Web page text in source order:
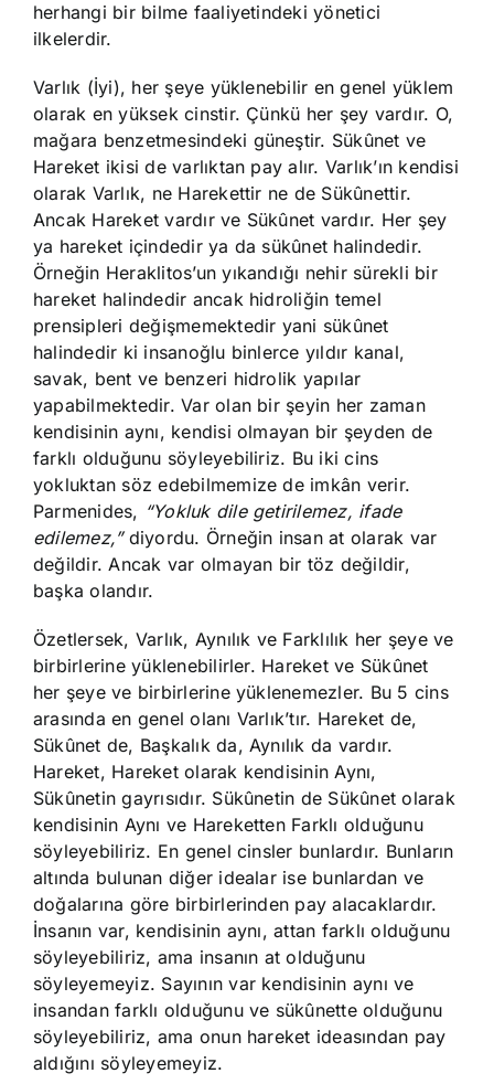
herhangi bir bilme faaliyetindeki yönetici
ilkelerdir.
Varlık (İyi), her şeye yüklenebilir en genel yüklem
olarak en yüksek cinstir. Çünkü her şey vardır. O,
mağara benzetmesindeki güneştir. Sükûnet ve
Hareket ikisi de varlıktan pay alır. Varlık’ın kendisi
olarak Varlık, ne Harekettir ne de Sükûnettir.
Ancak Hareket vardır ve Sükûnet vardır. Her şey
ya hareket içindedir ya da sükûnet halindedir.
Örneğin Heraklitos’un yıkandığı nehir sürekli bir
hareket halindedir ancak hidroliğin temel
prensipleri değişmemektedir yani sükûnet
halindedir ki insanoğlu binlerce yıldır kanal,
savak, bent ve benzeri hidrolik yapılar
yapabilmektedir. Var olan bir şeyin her zaman
kendisinin aynı, kendisi olmayan bir şeyden de
farklı olduğunu söyleyebiliriz. Bu iki cins
yokluktan söz edebilmemize de imkân verir.
Parmenides, “Yokluk dile getirilemez, ifade
edilemez,”diyordu. Örneğin insan at olarak var
değildir. Ancak var olmayan bir töz değildir,
başka olandır.
Özetlersek, Varlık, Aynılık ve Farklılık her şeye ve
birbirlerine yüklenebilirler. Hareket ve Sükûnet
her şeye ve birbirlerine yüklenemezler. Bu 5 cins
arasında en genel olanı Varlık’tır. Hareket de,
Sükûnet de, Başkalık da, Aynılık da vardır.
Hareket, Hareket olarak kendisinin Aynı,
Sükûnetin gayrısıdır. Sükûnetin de Sükûnet olarak
kendisinin Aynı ve Hareketten Farklı olduğunu
söyleyebiliriz. En genel cinsler bunlardır. Bunların
altında bulunan diğer idealar ise bunlardan ve
doğalarına göre birbirlerinden pay alacaklardır.
İnsanın var, kendisinin aynı, attan farklı olduğunu
söyleyebiliriz, ama insanın at olduğunu
söyleyemeyiz. Sayının var kendisinin aynı ve
insandan farklı olduğunu ve sükûnette olduğunu
söyleyebiliriz, ama onun hareket ideasından pay
aldığını söyleyemeyiz.